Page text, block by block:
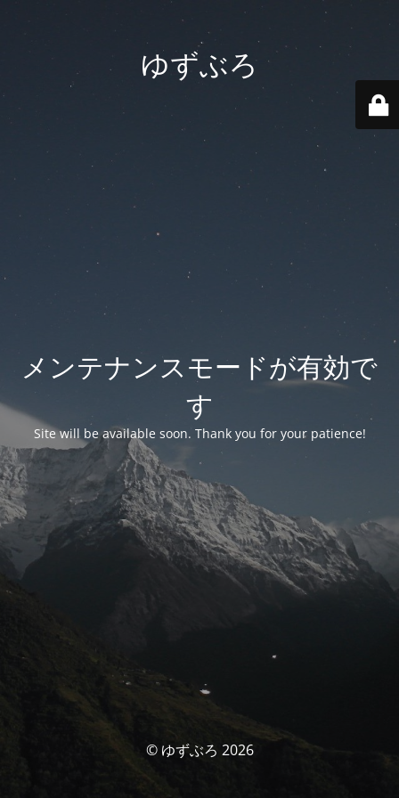
ゆずぶろ
メンテナンスモードが有効で
す
Site will be available soon. Thank you for your patience!
© ゆずぶろ 2026